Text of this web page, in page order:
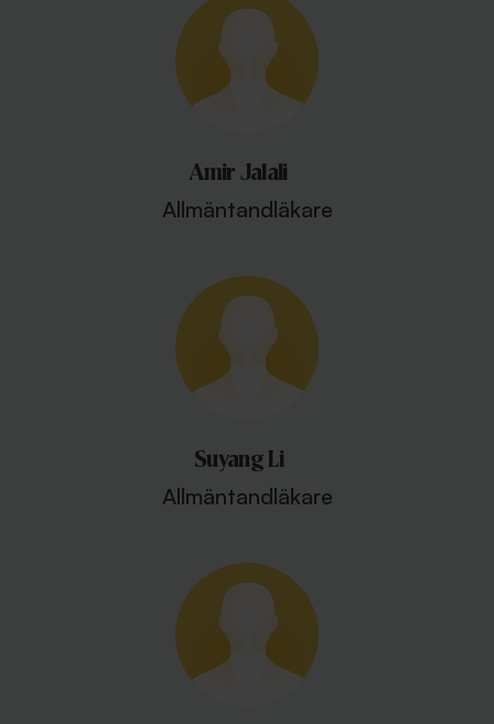
Amir Jalali
Allmäntandläkare
Suyang Li
Allmäntandläkare